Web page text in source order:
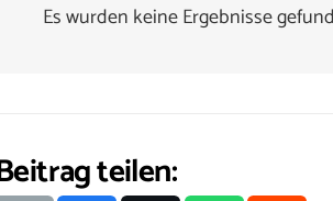
Es wurden keine Ergebnisse
teilen: